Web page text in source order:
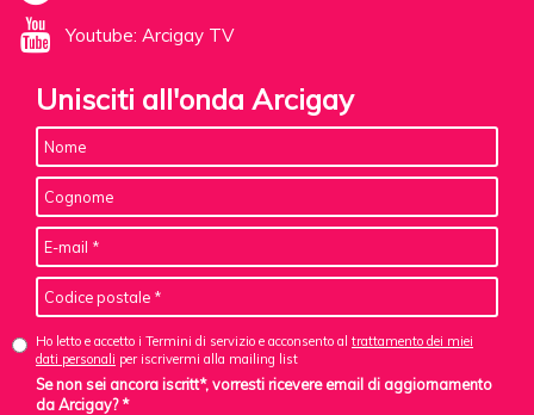
Youtube: Arcigay TV
Unisciti all'onda Arcigay
Ho letto e accetto i Termini di servizio e acconsento al trattamento dei miei
dati personali per iscrivermi alla mailing list
Se non sei ancora iscritt*, vorresti ricevere email di aggiornamento
da Arcigay? *